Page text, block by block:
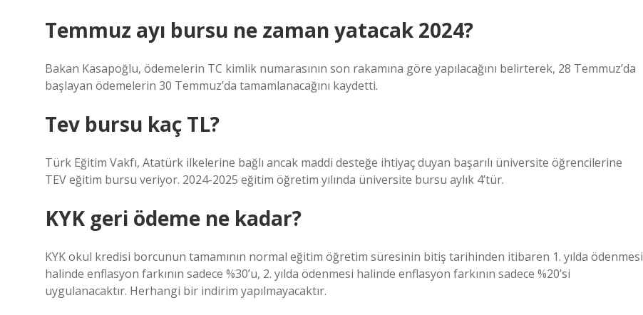
Temmuz ayı bursu ne zaman yatacak 2024?
Bakan Kasapoğlu, ödemelerin TC kimlik numarasının son rakamına göre yapılacağını belirterek, 28 Temmuz’da
başlayan ödemelerin 30 Temmuz’da tamamlanacağını kaydetti.
Tev bursu kaç TL?
Türk Eğitim Vakfı, Atatürk ilkelerine bağlı ancak maddi desteğe ihtiyaç duyan başarılı üniversite öğrencilerine
TEV eğitim bursu veriyor. 2024-2025 eğitim öğretim yılında üniversite bursu aylık 4’tür.
KYK geri ödeme ne kadar?
KYK okul kredisi borcunun tamamının normal eğitim öğretim süresinin bitiş tarihinden itibaren 1. yılda ödenmesi
halinde enflasyon farkının sadece %30’u, 2. yılda ödenmesi halinde enflasyon farkının sadece %20’si
uygulanacaktır. Herhangi bir indirim yapılmayacaktır.